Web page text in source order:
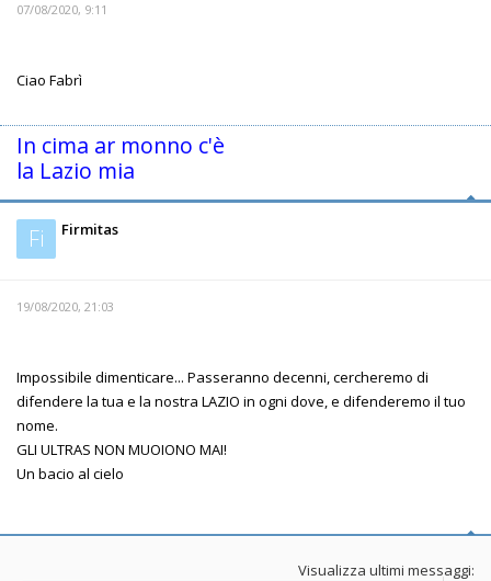
07/08/2020, 9:11
Ciao Fabrì
In cima ar monno c'è
la Lazio mia
Fi Firmitas
19/08/2020, 21:03
Impossibile dimenticare... Passeranno decenni, cercheremo di
difendere la tua e la nostra LAZIO in ogni dove, e difenderemo il tuo
nome.
GLI ULTRAS NON MUOIONO MAI!
Un bacio al cielo
Visualizza ultimi messaggi: